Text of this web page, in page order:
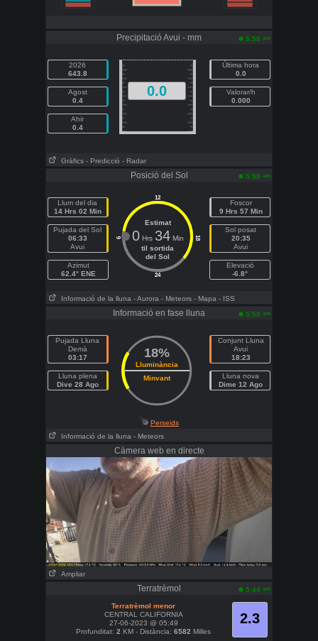
Precipitació Avui - mm 5:58 am
2026
643.8
Agost
0.4
Ahir
0.4
0.0
Última hora
0.0
Valorar/h
0.000
Gràfics - Predicció - Radar
Posició del Sol 5:58 am
Llum del dia
14 Hrs 02 Min
Pujada del Sol
06:33
Avui
Azimut
62.4° ENE
12
24
6 18
Estimat
0Hrs 34Min
til sortida
del Sol
Foscor
9 Hrs 57 Min
Sol posat
20:35
Avui
Elevació
-6.8°
Informació de la lluna - Aurora - Meteors - Mapa - ISS
Informació en fase lluna 5:58 am
Pujada Lluna
Demà
03:17
Lluna plena
Dive 28 Ago
18%
Lluminància
Minvant
Conjunt Lluna
Avui
18:23
Lluna nova
Dime 12 Ago
Perseids
Informació de la lluna - Meteors
Càmera web en directe
Ampliar
Terratrèmol 5:44 am
2.3
Terratrèmol menor
CENTRAL CALIFORNIA
27-06-2023 @ 05:49
Profunditat: 2 KM - Distància: 6582 Milles